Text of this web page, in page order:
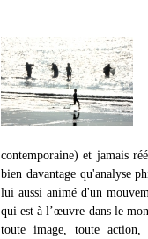
contemporaine) et jamais
bien davantage qu'analyse
lui aussi animé d'un
qui est à l’œuvre dans le
toute image, toute action,